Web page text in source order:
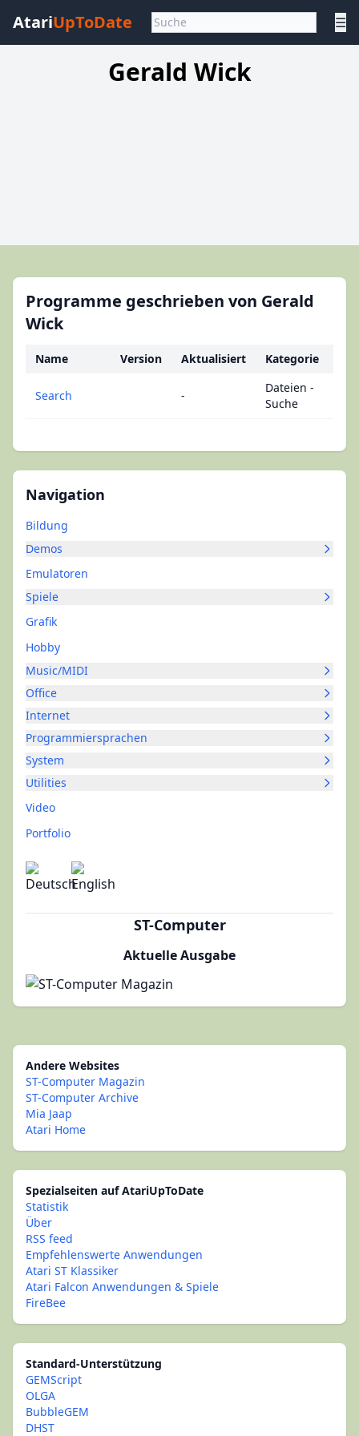
AtariUpToDate ☰
Gerald Wick
Navigation
Bildung
Demos
Emulatoren
Spiele
Grafik
Hobby
Music/MIDI
Office
Internet
Programmiersprachen
System
Utilities
Video
Portfolio
ST-Computer
Aktuelle Ausgabe
Programme geschrieben von Gerald
Wick
Name Version Aktualisiert Kategorie
Search -
Dateien -
Suche
Andere Websites
ST-Computer Magazin
ST-Computer Archive
Mia Jaap
Atari Home
Spezialseiten auf AtariUpToDate
Statistik
Über
RSS feed
Empfehlenswerte Anwendungen
Atari ST Klassiker
Atari Falcon Anwendungen & Spiele
FireBee
Standard-Unterstützung
GEMScript
OLGA
BubbleGEM
DHST